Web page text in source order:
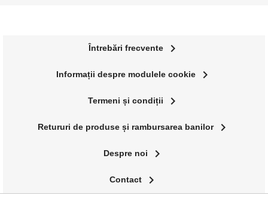
Întrebări frecvente navigate_next
Informații despre modulele cookie navigate_next
Termeni și condiții navigate_next
Retururi de produse și rambursarea banilor navigate_next
Despre noi navigate_next
Contact navigate_next